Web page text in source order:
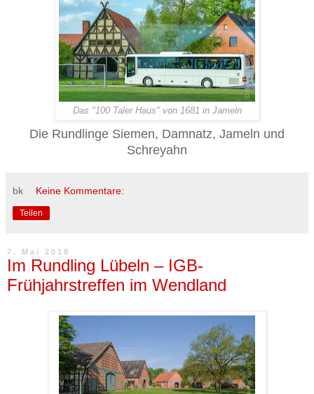
Das "100 Taler Haus" von 1681 in Jameln
Die Rundlinge Siemen, Damnatz, Jameln und
Schreyahn
bk Keine Kommentare:
Teilen
7. Mai 2018
Im Rundling Lübeln – IGB-
Frühjahrstreffen im Wendland